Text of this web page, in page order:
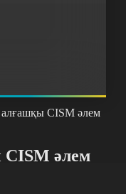
алғашқы CISM әлем
CISM әлем